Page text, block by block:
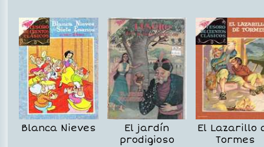
Blanca Nieves
El jardín
prodigioso
El Lazarillo
Tormes